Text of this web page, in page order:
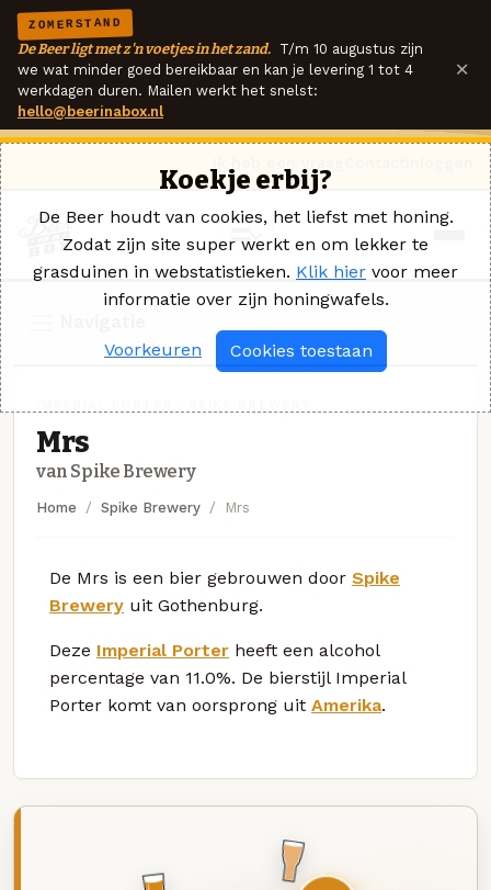
ZOMERSTAND
De Beer ligt met z'n voetjes in het zand. T/m 10 augustus zijn
we wat minder goed bereikbaar en kan je levering 1 tot 4
werkdagen duren. Mailen werkt het snelst:
hello@beerinabox.nl
×
Mrs
van Spike Brewery
Home Spike Brewery Mrs
De Mrs is een bier gebrouwen door Spike
Brewery uit Gothenburg.
Deze Imperial Porter heeft een alcohol
percentage van 11.0%. De bierstijl Imperial
Porter komt van oorsprong uit Amerika.
Koekje erbij?
De Beer houdt van cookies, het liefst met honing.
Zodat zijn site super werkt en om lekker te
grasduinen in webstatistieken. Klik hier voor meer
informatie over zijn honingwafels.
Voorkeuren Cookies toestaan